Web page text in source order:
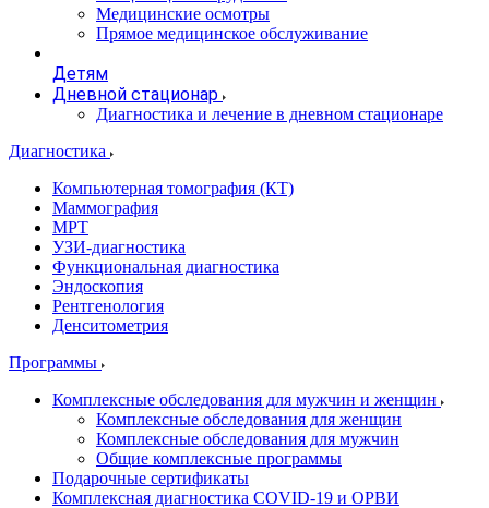
Медицинские осмотры
Прямое медицинское обслуживание
Детям
Дневной стационар
Диагностика и лечение в дневном стационаре
Диагностика
Компьютерная томография (КТ)
Маммография
МРТ
УЗИ-диагностика
Функциональная диагностика
Эндоскопия
Рентгенология
Денситометрия
Программы
Комплексные обследования для мужчин и женщин
Комплексные обследования для женщин
Комплексные обследования для мужчин
Общие комплексные программы
Подарочные сертификаты
Комплексная диагностика COVID-19 и ОРВИ